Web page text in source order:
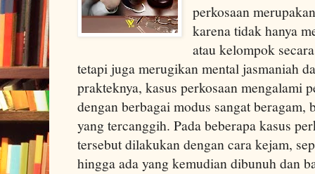
perkosaan
karena tidak hanya
atau kelompok
tetapi juga merugikan mental jasmaniah
prakteknya, kasus perkosaan mengalami
dengan berbagai modus sangat beragam,
yang tercanggih. Pada beberapa kasus
tersebut dilakukan dengan cara kejam,
hingga ada yang kemudian dibunuh dan